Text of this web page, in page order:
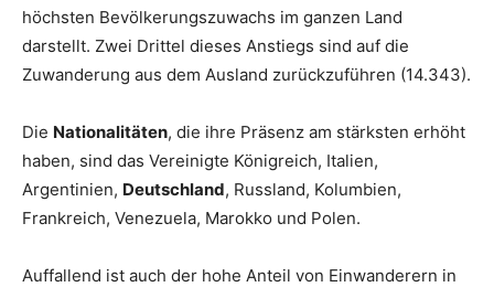
höchsten Bevölkerungszuwachs im ganzen Land
darstellt. Zwei Drittel dieses Anstiegs sind auf die
Zuwanderung aus dem Ausland zurückzuführen (14.343).
Die Nationalitäten, die ihre Präsenz am stärksten erhöht
haben, sind das Vereinigte Königreich, Italien,
Argentinien, Deutschland, Russland, Kolumbien,
Frankreich, Venezuela, Marokko und Polen.
Auffallend ist auch der hohe Anteil von Einwanderern in